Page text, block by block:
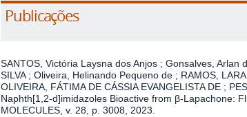
Publicações
SANTOS, Victória Laysna dos Anjos ; Gonsalves, Arlan
SILVA ; Oliveira, Helinando Pequeno de ; RAMOS,
OLIVEIRA, FÁTIMA DE CÁSSIA EVANGELISTA DE ;
Naphth[1,2-d]imidazoles Bioactive from β-Lapachone:
MOLECULES, v. 28, p. 3008, 2023.